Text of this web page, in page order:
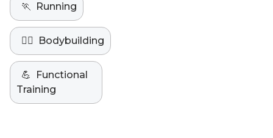
🏃 Running
🏋️‍♀️ Bodybuilding
💪
Functional
Training